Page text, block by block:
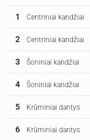
1 Centriniai kandžiai
2 Centriniai kandžiai
3 Šoniniai kandžiai
4 Šoniniai kandžiai
5 Krūminiai dantys
6 Krūminiai dantys